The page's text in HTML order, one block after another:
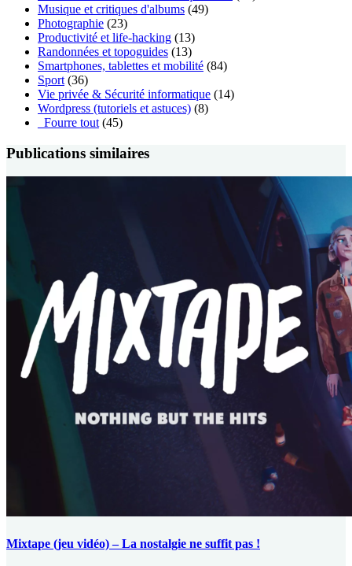
Musique et critiques d'albums (49)
Photographie (23)
Productivité et life-hacking (13)
Randonnées et topoguides (13)
Smartphones, tablettes et mobilité (84)
Sport (36)
Vie privée & Sécurité informatique (14)
Wordpress (tutoriels et astuces) (8)
_Fourre tout (45)
Publications similaires
Mixtape (jeu vidéo) – La nostalgie ne suffit pas !